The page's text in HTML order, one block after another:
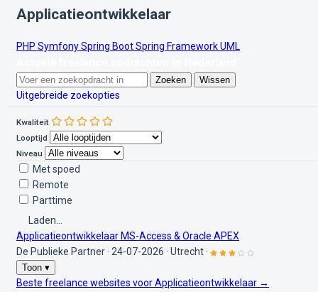
Applicatieontwikkelaar
PHP SymfonySpring BootSpring FrameworkUML
Zoeken Wissen
Uitgebreide zoekopties
Kwaliteit
Looptijd
Niveau
Met spoed
Remote
Parttime
Laden...
Applicatieontwikkelaar MS-Access & Oracle APEX
De Publieke Partner · 24-07-2026 · Utrecht ·
Toon ▾
Beste freelance websites voor Applicatieontwikkelaar →